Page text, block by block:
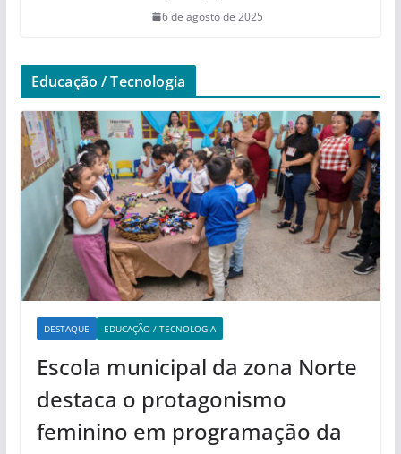
6 de agosto de 2025
Educação / Tecnologia
DESTAQUE EDUCAÇÃO / TECNOLOGIA
Escola municipal da zona Norte
destaca o protagonismo
feminino em programação da